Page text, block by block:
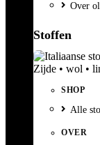
Over
Stoffen
Zijde • wol •
SHOP
Alle
OVER